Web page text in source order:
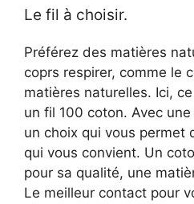
Le fil à choisir.
Préférez des matières
coprs respirer, comme le
matières naturelles. Ici,
un fil 100 coton. Avec
un choix qui vous permet
qui vous convient. Un
pour sa qualité, une
Le meilleur contact pour